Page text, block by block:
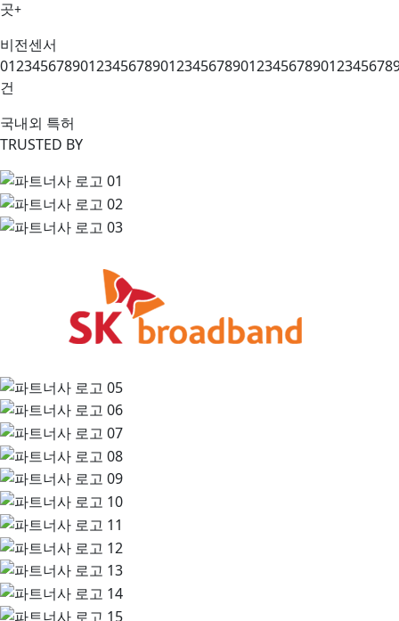
곳+
비전센서
0123456789012345678901234567890123456789012345678
건
국내외 특허
TRUSTED BY